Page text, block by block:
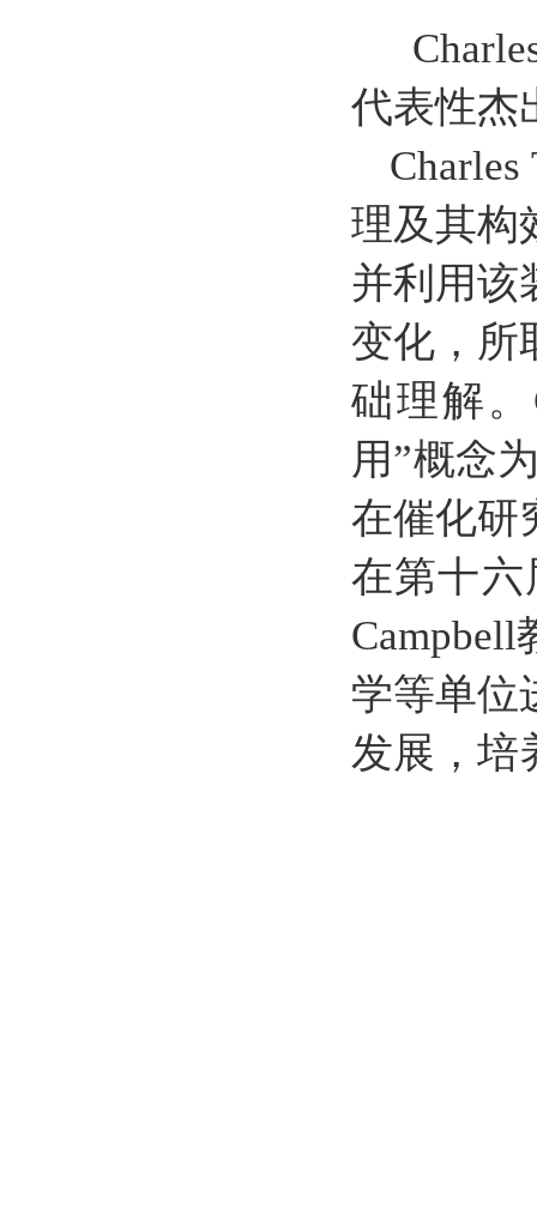
代表性杰
理及其构
并利用该
变化，所
础理解
用”概念
在催化研
在第十六
学等单位
发展，培